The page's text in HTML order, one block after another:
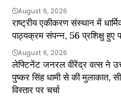
August 6, 2026
राष्ट्रीय एकीकरण संस्थान में
पाठ्यक्रम संपन्न, 56 प्रशिक्षु
August 6, 2026
लेफ्टिनेंट जनरल वीरेंद्र वत्स ने
पुष्कर सिंह धामी से की मुलाकात,
विस्तार पर चर्चा